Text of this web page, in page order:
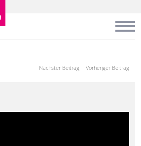
Vorheriger Beitrag
Nächster Beitrag